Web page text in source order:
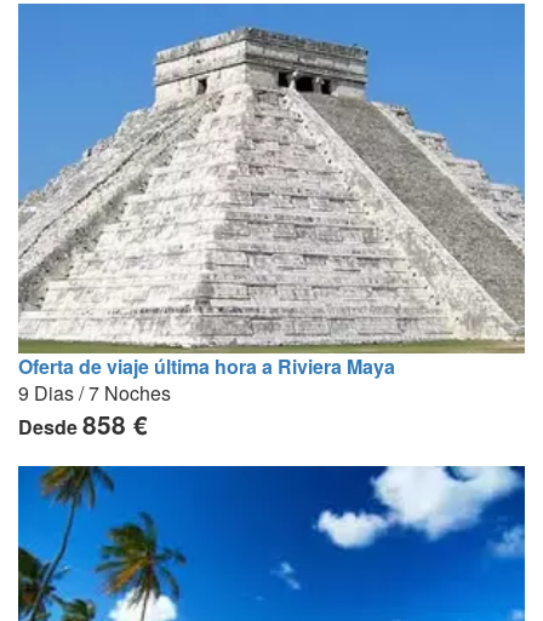
Oferta de viaje última hora a Riviera Maya
9 Dias / 7 Noches
Desde858 €